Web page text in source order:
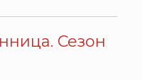
Сезон